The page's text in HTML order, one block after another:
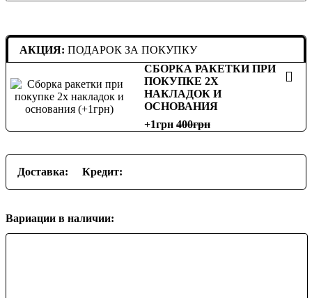
АКЦИЯ: ПОДАРОК ЗА ПОКУПКУ
СБОРКА РАКЕТКИ ПРИ
ПОКУПКЕ 2Х
НАКЛАДОК И
ОСНОВАНИЯ
+1грн 400
Доставка: Кредит:
Вариации в наличии: